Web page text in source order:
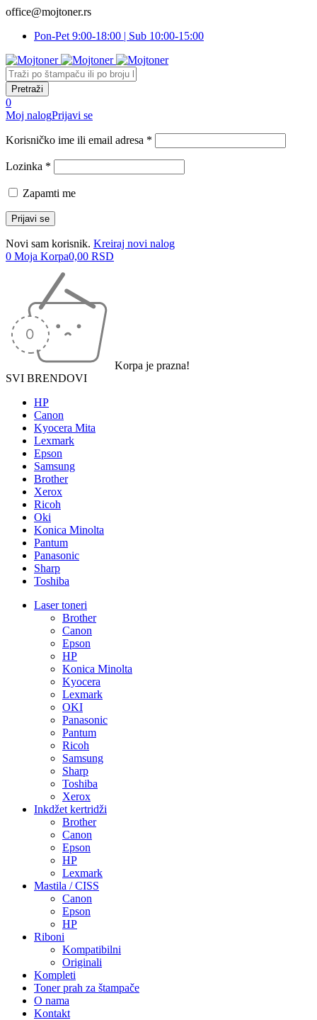
office@mojtoner.rs
Pon-Pet 9:00-18:00 | Sub 10:00-15:00
0
Moj nalogPrijavi se
Korisničko ime ili email adresa *
Lozinka *
Zapamti me
Novi sam korisnik. Kreiraj novi nalog
0 Moja Korpa0,00 RSD
Korpa je prazna!
SVI BRENDOVI
HP
Canon
Kyocera Mita
Lexmark
Epson
Samsung
Brother
Xerox
Ricoh
Oki
Konica Minolta
Pantum
Panasonic
Sharp
Toshiba
Laser toneri
Brother
Canon
Epson
HP
Konica Minolta
Kyocera
Lexmark
OKI
Panasonic
Pantum
Ricoh
Samsung
Sharp
Toshiba
Xerox
Inkdžet kertridži
Brother
Canon
Epson
HP
Lexmark
Mastila / CISS
Canon
Epson
HP
Riboni
Kompatibilni
Originali
Kompleti
Toner prah za štampače
O nama
Kontakt